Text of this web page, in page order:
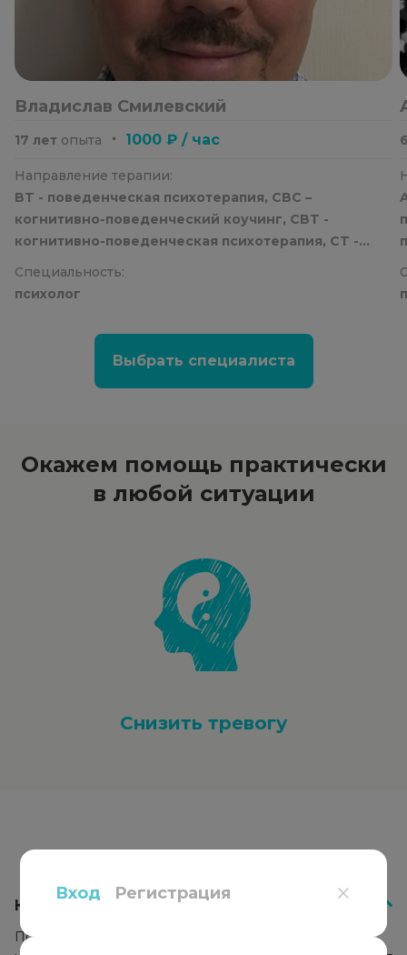
Владислав Смилевский
17 лет опыта ・ 1000 ₽ / час
Направление терапии:
BT - поведенческая психотерапия, CBC –
когнитивно-поведенческий коучинг, CBT -
когнитивно-поведенческая психотерапия, CT -
Специальность:
психолог
Выбрать специалиста
Окажем помощь практически
в любой ситуации
Снизить тревогу
Вопросыи ответы
Как работает психотерапия?
Психотерапевт подбирает подход к каждому клиенту,
Вход Регистрация